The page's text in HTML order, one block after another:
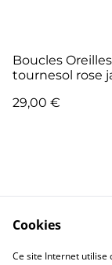
Boucles
tournesol rose
29,00 €
Me
Cookies
Ce site Internet utilise